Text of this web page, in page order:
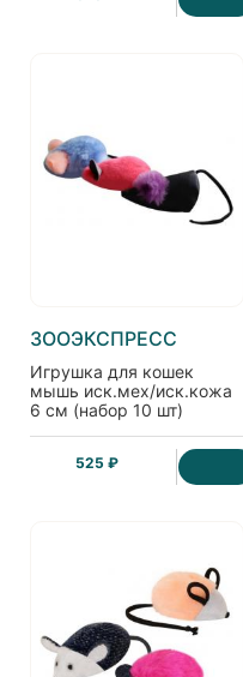
ЗООЭКСПРЕСС
Игрушка для кошек
мышь иск.мех/иск.кожа
6 см (набор 10 шт)
525 ₽